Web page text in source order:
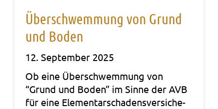
Überschwemmung von Grund
und Boden
12. September 2025
Ob eine Über­schwem­mung von
“Grund und Boden” im Sinne der AVB
für eine Ele­men­tar­scha­dens­ver­si­che­